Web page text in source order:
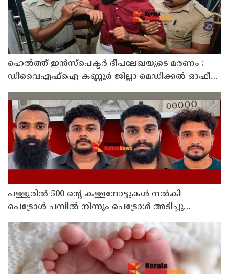
ഹെൽത്ത് ഇൻസ്പെക്ടർ ദീപലേഖയുടെ മരണം :
ഡിവൈഎഫ്‌ഐ കണ്ണൂർ ജില്ലാ മെഡിക്കൽ ഓഫീസ്
പള്ളൂരിൽ 500 ൻ്റെ കള്ളനോട്ടുകൾ നൽകി
പെട്രോൾ പമ്പിൽ നിന്നും പെട്രോൾ അടിച്ചു